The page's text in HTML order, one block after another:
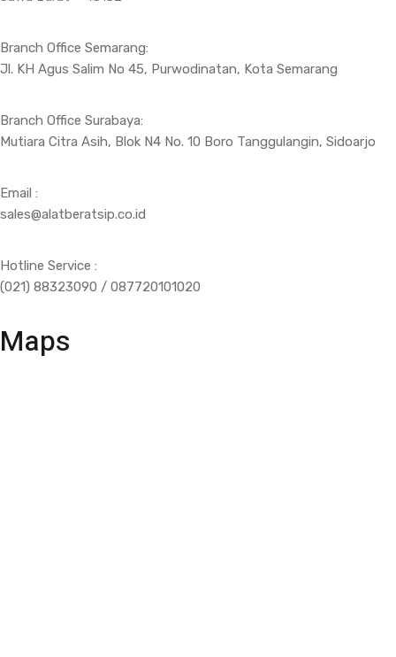
Branch Office Semarang:
Jl. KH Agus Salim No 45, Purwodinatan, Kota Semarang
Branch Office Surabaya:
Mutiara Citra Asih, Blok N4 No. 10 Boro Tanggulangin, Sidoarjo
Email :
sales@alatberatsip.co.id
Hotline Service :
(021) 88323090 / 087720101020
Maps